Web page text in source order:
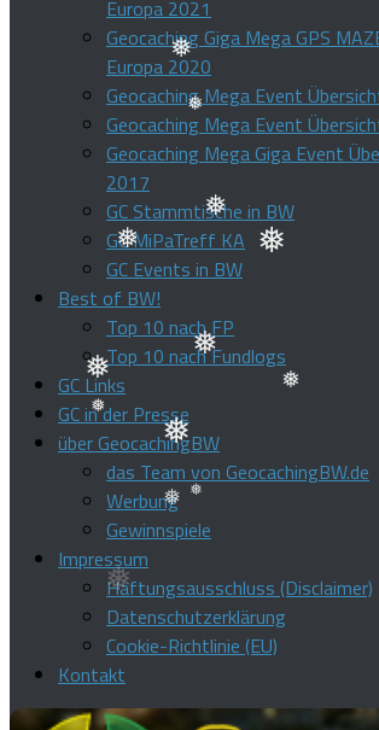
❅
❅
❅
❅
❅
❅
❅
❅
❅
❅
❅
Europa 2021
Geocaching Giga Mega GPS
Europa 2020
Geocaching Mega Event
Geocaching Mega Event
Geocaching Mega Giga Event
2017
GC Stammtische in BW
GC MiPaTreff KA
GC Events in BW
Best of BW!
Top 10 nach FP
Top 10 nach Fundlogs
GC Links
GC in der Presse
über GeocachingBW
das Team von GeocachingBW.de
Werbung
Gewinnspiele
Impressum
Haftungsausschluss (Disclaimer)
Datenschutzerklärung
Cookie-Richtlinie (EU)
Kontakt